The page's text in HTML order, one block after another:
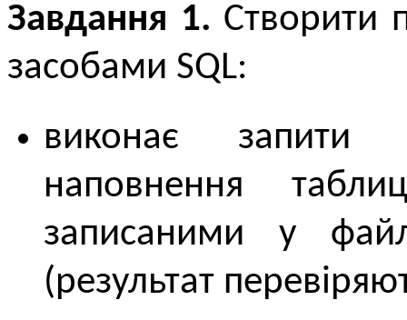
Завдання 1. Створити
засобами SQL:
виконає запити
наповнення
записаними у
(результат